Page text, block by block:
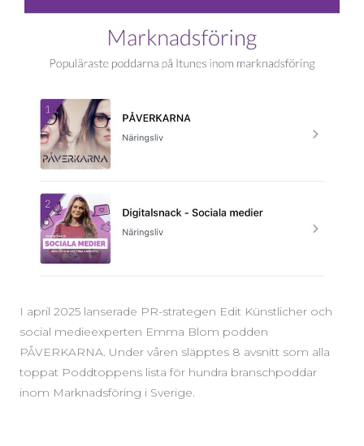
I april 2025 lanserade PR-strategen Edit Künstlicher och
social medieexperten Emma Blom podden
PÅVERKARNA. Under våren släpptes 8 avsnitt som alla
toppat Poddtoppens lista för hundra branschpoddar
inom Marknadsföring i Sverige.